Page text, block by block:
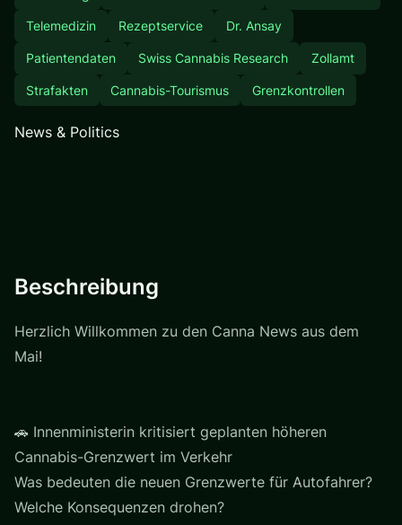
Telemedizin Rezeptservice Dr. Ansay
Patientendaten Swiss Cannabis Research Zollamt
Strafakten Cannabis-Tourismus Grenzkontrollen
News & Politics
Beschreibung
Herzlich Willkommen zu den Canna News aus dem
Mai!
🚗 Innenministerin kritisiert geplanten höheren
Cannabis-Grenzwert im Verkehr
Was bedeuten die neuen Grenzwerte für Autofahrer?
Welche Konsequenzen drohen?